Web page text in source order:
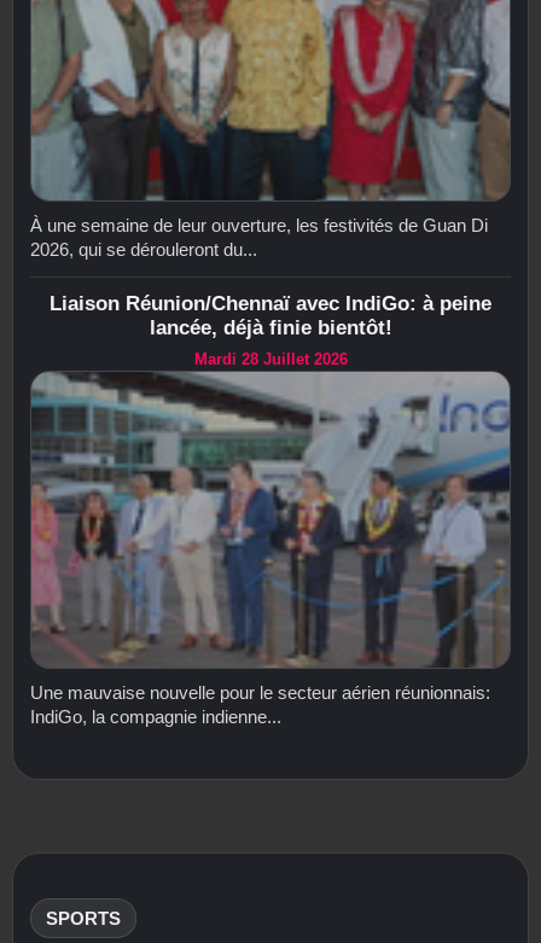
À une semaine de leur ouverture, les festivités de Guan Di
2026, qui se dérouleront du...
Liaison Réunion/Chennaï avec IndiGo: à peine
lancée, déjà finie bientôt!
Mardi 28 Juillet 2026
Une mauvaise nouvelle pour le secteur aérien réunionnais:
IndiGo, la compagnie indienne...
SPORTS